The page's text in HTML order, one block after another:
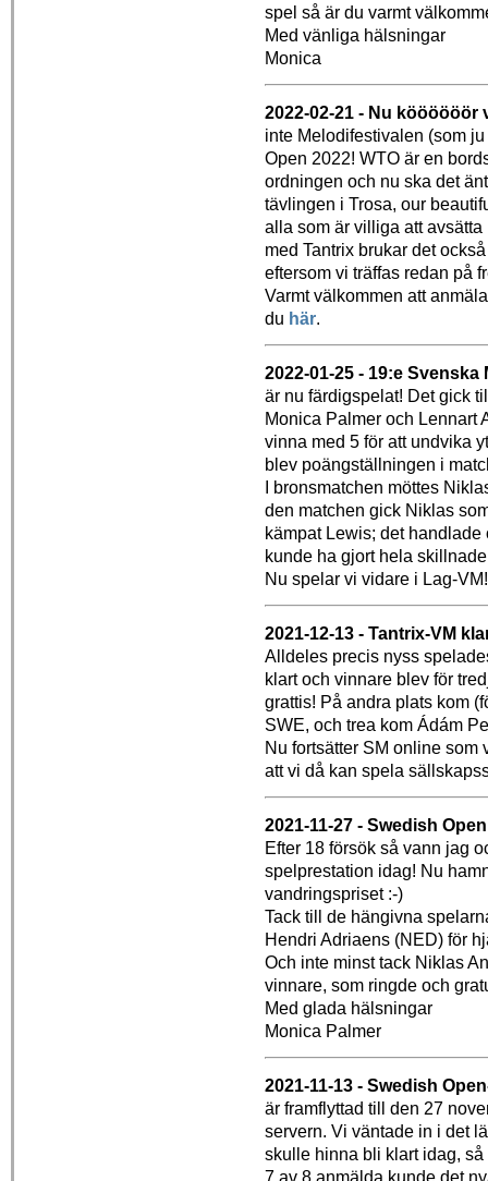
spel så är du varmt
Med vänliga hälsningar
Monica
2022-02-21 - Nu köööööör
inte Melodifestivalen (som
Open 2022! WTO är en
ordningen och nu ska det
tävlingen i Trosa, our
alla som är villiga att
med Tantrix brukar det
eftersom vi träffas redan på
Varmt välkommen att
du här.
2022-01-25 - 19:e
är nu färdigspelat! Det gick
Monica Palmer och Lennart
vinna med 5 för att undvika
blev poängställningen i
I bronsmatchen möttes
den matchen gick Niklas
kämpat Lewis; det
kunde ha gjort hela
Nu spelar vi vidare i Lag-
2021-12-13 - Tantrix-VM
Alldeles precis nyss
klart och vinnare blev för
grattis! På andra plats kom
SWE, och trea kom Ádám
Nu fortsätter SM online
att vi då kan spela
2021-11-27 - Swedish
Efter 18 försök så vann jag
spelprestation idag! Nu
vandringspriset :-)
Tack till de hängivna
Hendri Adriaens (NED) för
Och inte minst tack Niklas
vinnare, som ringde och
Med glada hälsningar
Monica Palmer
2021-11-13 - Swedish
är framflyttad till den 27
servern. Vi väntade in i det
skulle hinna bli klart idag,
7 av 8 anmälda kunde det